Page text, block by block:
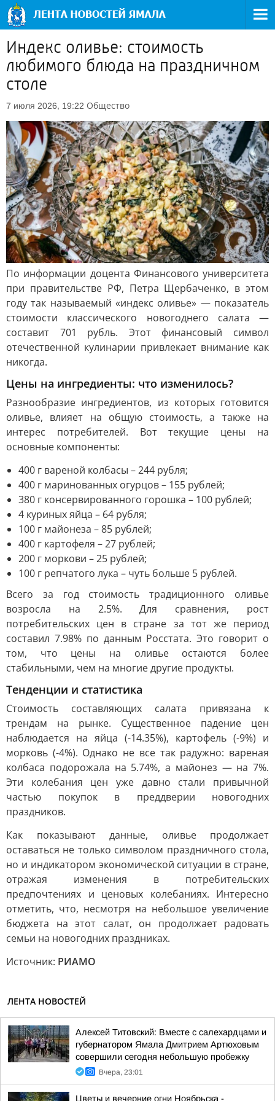
Индекс оливье: стоимость
любимого блюда на праздничном
столе
7 июля 2026, 19:22 Общество
По информации доцента Финансового университета
при правительстве РФ, Петра Щербаченко, в этом
году так называемый «индекс оливье» — показатель
стоимости классического новогоднего салата —
составит 701 рубль. Этот финансовый символ
отечественной кулинарии привлекает внимание как
никогда.
Цены на ингредиенты: что изменилось?
Разнообразие ингредиентов, из которых готовится
оливье, влияет на общую стоимость, а также на
интерес потребителей. Вот текущие цены на
основные компоненты:
400 г вареной колбасы – 244 рубля;
400 г маринованных огурцов – 155 рублей;
380 г консервированного горошка – 100 рублей;
4 куриных яйца – 64 рубля;
100 г майонеза – 85 рублей;
400 г картофеля – 27 рублей;
200 г моркови – 25 рублей;
100 г репчатого лука – чуть больше 5 рублей.
Всего за год стоимость традиционного оливье
возросла на 2.5%. Для сравнения, рост
потребительских цен в стране за тот же период
составил 7.98% по данным Росстата. Это говорит о
том, что цены на оливье остаются более
стабильными, чем на многие другие продукты.
Тенденции и статистика
Стоимость составляющих салата привязана к
трендам на рынке. Существенное падение цен
наблюдается на яйца (-14.35%), картофель (-9%) и
морковь (-4%). Однако не все так радужно: вареная
колбаса подорожала на 5.74%, а майонез — на 7%.
Эти колебания цен уже давно стали привычной
частью покупок в преддверии новогодних
праздников.
Как показывают данные, оливье продолжает
оставаться не только символом праздничного стола,
но и индикатором экономической ситуации в стране,
отражая изменения в потребительских
предпочтениях и ценовых колебаниях. Интересно
отметить, что, несмотря на небольшое увеличение
бюджета на этот салат, он продолжает радовать
семьи на новогодних праздниках.
Источник: РИАМО
ЛЕНТА НОВОСТЕЙ
Алексей Титовский: Вместе с салехардцами и
губернатором Ямала Дмитрием Артюховым
совершили сегодня небольшую пробежку
Вчера, 23:01
Цветы и вечерние огни Ноябрьска -